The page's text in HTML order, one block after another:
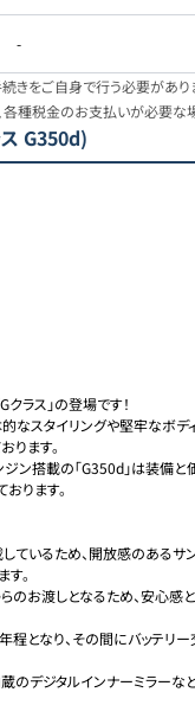
-
をご自身で行う必要があり
種税金のお支払いが必要な
G350d)
ラス」の登場です！
なスタイリングや堅牢なボデ
ります。
ン搭載の「G350d」は装備
ります。
ているため、開放感のあるサ
。
のお渡しとなるため、安心感
となり、その間にバッテリ
のデジタルインナーミラーな